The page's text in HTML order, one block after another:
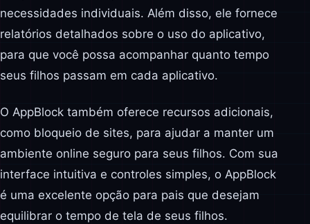
necessidades individuais. Além disso, ele fornece
relatórios detalhados sobre o uso do aplicativo,
para que você possa acompanhar quanto tempo
seus filhos passam em cada aplicativo.
O AppBlock também oferece recursos adicionais,
como bloqueio de sites, para ajudar a manter um
ambiente online seguro para seus filhos. Com sua
interface intuitiva e controles simples, o AppBlock
é uma excelente opção para pais que desejam
equilibrar o tempo de tela de seus filhos.